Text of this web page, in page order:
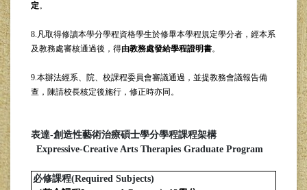
定。
8.凡取得修讀本學分學程資格學生於修畢本學程規定學分者，經本系
及教務處審核通過後，得由教務處發給學程證明書。
9.本辦法經系、院、校課程委員會審議通過，並提教務會議報告備
查，陳請校長核定後施行，修正時亦同。
表達-創造性藝術治療碩士學分學程課程架構
Expressive-Creative Arts Therapies Graduate Program
必修課程(Required Subjects)